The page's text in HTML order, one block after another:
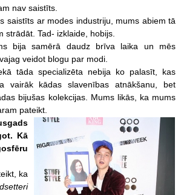
nav saistīts.
saistīts ar modes industriju, mums abiem tā
strādāt. Tad- izklaide, hobijs.
bija samērā daudz brīva laika un mēs
veidot blogu par modi.
tāda specializēta nebija ko palasīt, kas
vairāk kādas slavenības atnākšanu, bet
bijušas kolekcijas. Mums likās, ka mums
pateikt.
Kā
ka